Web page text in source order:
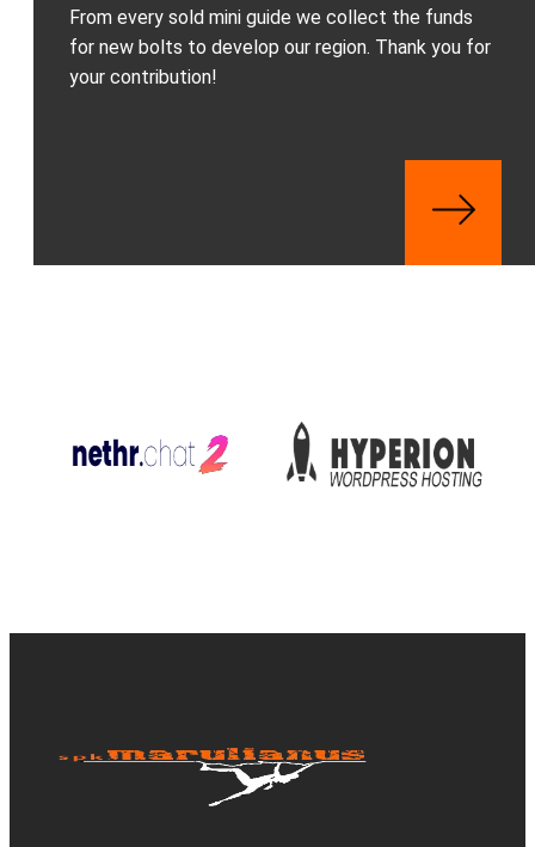
From every sold mini guide we collect the funds
for new bolts to develop our region. Thank you for
your contribution!